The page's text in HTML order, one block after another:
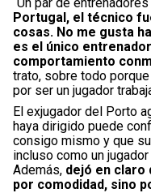
Portugal, el técnico
cosas. No me gusta
es el único
comportamiento
trato, sobre todo
por ser un jugador
El exjugador del Porto
haya dirigido puede
consigo mismo y que
incluso como un
Además, dejó en claro
por comodidad, sino